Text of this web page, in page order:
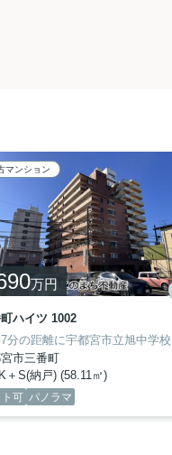
マンション
万円
ハイツ 1002
市三番町
＋S(納戸) (58.11㎡)
可 パノラマ